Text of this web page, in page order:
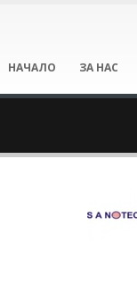
НАЧАЛО ЗА НАС